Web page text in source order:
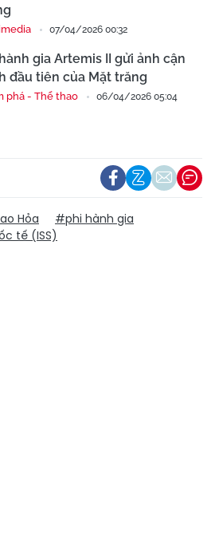
07/04/2026 00:32
gia Artemis II gửi ảnh cận
đầu tiên của Mặt trăng
phá - Thể thao 06/04/2026 05:04
Hỏa
#phi hành gia
tế (ISS)